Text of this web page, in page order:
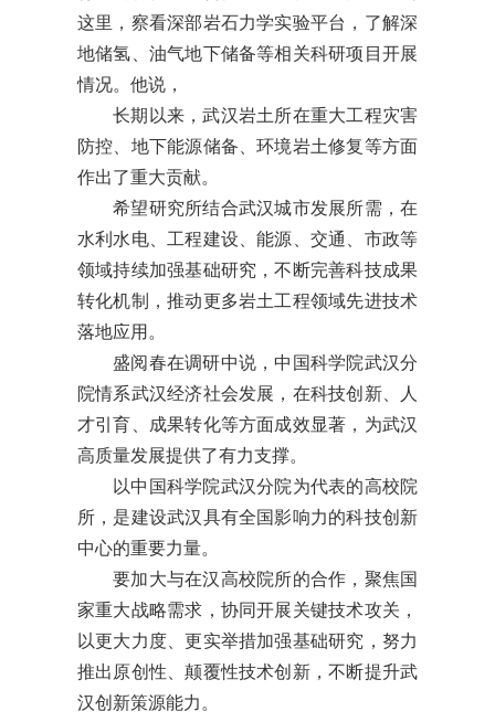
这里，察看深部岩石力学实验平台，了解深
地储氢、油气地下储备等相关科研项目开展
情况。他说，
长期以来，武汉岩土所在重大工程灾害
防控、地下能源储备、环境岩土修复等方面
作出了重大贡献。
希望研究所结合武汉城市发展所需，在
水利水电、工程建设、能源、交通、市政等
领域持续加强基础研究，不断完善科技成果
转化机制，推动更多岩土工程领域先进技术
落地应用。
盛阅春在调研中说，中国科学院武汉分
院情系武汉经济社会发展，在科技创新、人
才引育、成果转化等方面成效显著，为武汉
高质量发展提供了有力支撑。
以中国科学院武汉分院为代表的高校院
所，是建设武汉具有全国影响力的科技创新
中心的重要力量。
要加大与在汉高校院所的合作，聚焦国
家重大战略需求，协同开展关键技术攻关，
以更大力度、更实举措加强基础研究，努力
推出原创性、颠覆性技术创新，不断提升武
汉创新策源能力。